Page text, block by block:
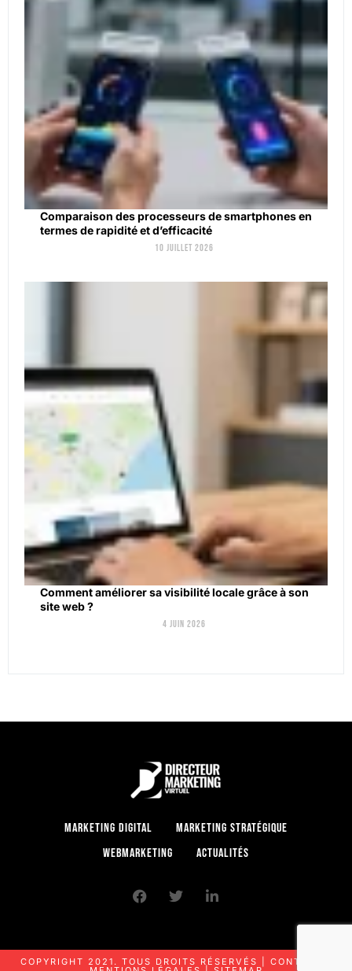
Comparaison des processeurs de smartphones en
termes de rapidité et d’efficacité
10 juillet 2026
Comment améliorer sa visibilité locale grâce à son
site web ?
4 juin 2026
Marketing digital
Marketing stratégique
Webmarketing
Actualités
COPYRIGHT 2021. TOUS DROITS RÉSERVÉS | CONTACT